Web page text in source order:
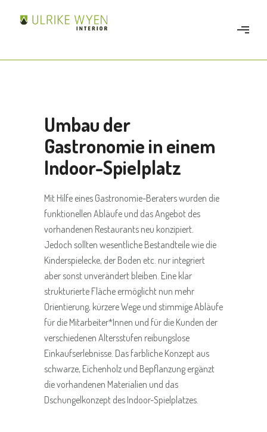
Umbau der
Gastronomie in einem
Indoor-Spielplatz
Mit Hilfe eines Gastronomie-Beraters wurden die
funktionellen Abläufe und das Angebot des
vorhandenen Restaurants neu konzipiert.
Jedoch sollten wesentliche Bestandteile wie die
Kinderspielecke, der Boden etc. nur integriert
aber sonst unverändert bleiben. Eine klar
strukturierte Fläche ermöglicht nun mehr
Orientierung, kürzere Wege und stimmige Abläufe
für die Mitarbeiter*Innen und für die Kunden der
verschiedenen Altersstufen reibungslose
Einkaufserlebnisse. Das farbliche Konzept aus
schwarze, Eichenholz und Bepflanzung ergänzt
die vorhandenen Materialien und das
Dschungelkonzept des Indoor-Spielplatzes.